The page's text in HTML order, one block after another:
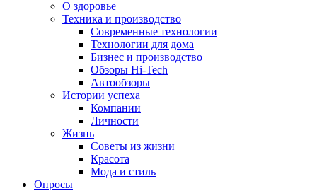
О здоровье
Техника и производство
Современные технологии
Технологии для дома
Бизнес и производство
Обзоры Hi-Tech
Автообзоры
Истории успеха
Компании
Личности
Жизнь
Советы из жизни
Красота
Мода и стиль
Опросы